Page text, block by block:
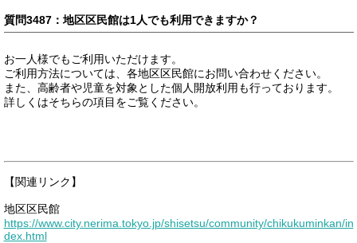
質問3487：地区区民館は1人でも利用できますか？
お一人様でもご利用いただけます。
ご利用方法については、各地区区民館にお問い合わせください。
また、高齢者や児童を対象とした個人開放利用も行っております。
詳しくはそちらの項目をご覧ください。
【関連リンク】
地区区民館
https://www.city.nerima.tokyo.jp/shisetsu/community/chikukuminkan/in
dex.html